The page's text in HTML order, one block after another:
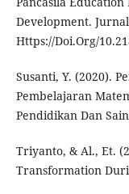
Development.
Https://Doi.Org/
Susanti, Y. (2020).
Pembelajaran
Pendidikan Dan
Triyanto, & Al., Et.
Transformation